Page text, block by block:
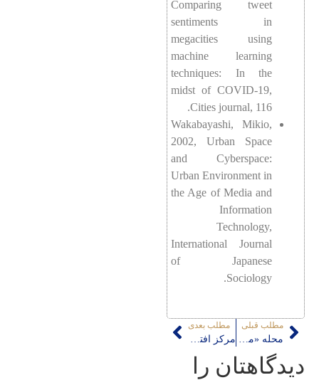
Comparing tweet
sentiments in
megacities using
machine learning
techniques: In the
midst of COVID-19,
Cities journal, 116.
Wakabayashi, Mikio,
2002, Urban Space
and Cyberspace:
Urban Environment in
the Age of Media and
Information
Technology,
International Journal
of Japanese
Sociology.
مطلب قبلی مطلب بعدی
دیدگاهتان را